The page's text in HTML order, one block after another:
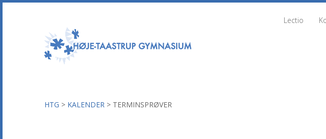
Lectio
HTG > KALENDER > TERMINSPRØVER